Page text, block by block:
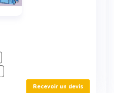
Recevoir un devis